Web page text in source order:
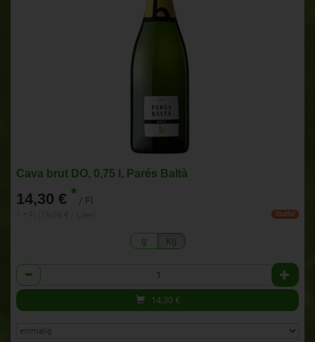
Cava brut DO, 0,75 l, Parés Baltà
14,30 € * / Fl
Staffel
g Kg
Anzahl
14,30 €